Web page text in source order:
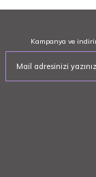
Kampanya ve